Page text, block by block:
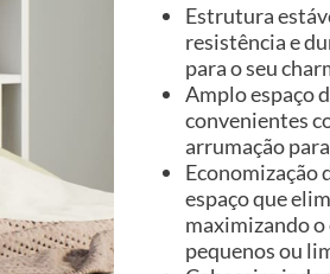
Estrutura
resistência e
para o seu
Amplo espaço
convenientes
arrumação
Economização
espaço que
maximizando o
pequenos ou